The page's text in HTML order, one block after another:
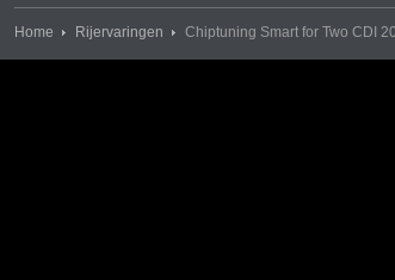
Home Rijervaringen Chiptuning Smart for Two CDI